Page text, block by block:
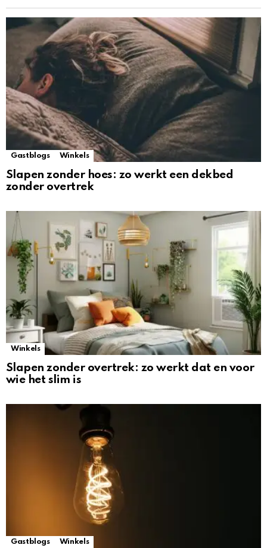
Gastblogs Winkels
Slapen zonder hoes: zo werkt een dekbed
zonder overtrek
Winkels
Slapen zonder overtrek: zo werkt dat en voor
wie het slim is
Gastblogs Winkels